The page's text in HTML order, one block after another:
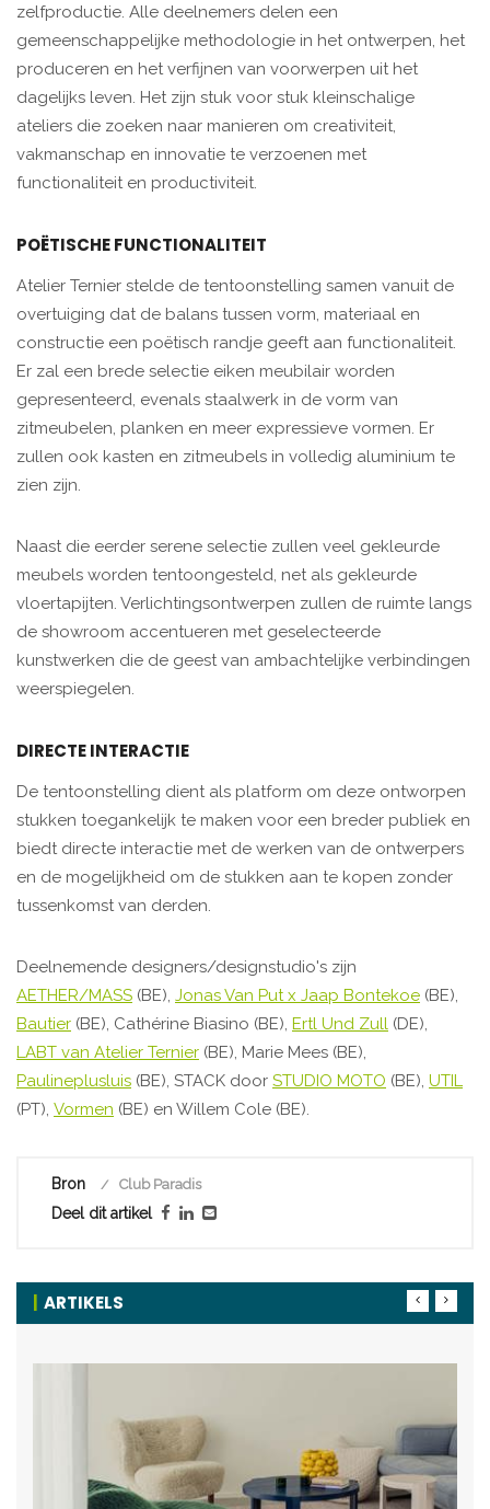
zelfproductie. Alle deelnemers delen een
gemeenschappelijke methodologie in het ontwerpen, het
produceren en het verfijnen van voorwerpen uit het
dagelijks leven. Het zijn stuk voor stuk kleinschalige
ateliers die zoeken naar manieren om creativiteit,
vakmanschap en innovatie te verzoenen met
functionaliteit en productiviteit.
POËTISCHE FUNCTIONALITEIT
Atelier Ternier stelde de tentoonstelling samen vanuit de
overtuiging dat de balans tussen vorm, materiaal en
constructie een poëtisch randje geeft aan functionaliteit.
Er zal een brede selectie eiken meubilair worden
gepresenteerd, evenals staalwerk in de vorm van
zitmeubelen, planken en meer expressieve vormen. Er
zullen ook kasten en zitmeubels in volledig aluminium te
zien zijn.
Naast die eerder serene selectie zullen veel gekleurde
meubels worden tentoongesteld, net als gekleurde
vloertapijten. Verlichtingsontwerpen zullen de ruimte langs
de showroom accentueren met geselecteerde
kunstwerken die de geest van ambachtelijke verbindingen
weerspiegelen.
DIRECTE INTERACTIE
De tentoonstelling dient als platform om deze ontworpen
stukken toegankelijk te maken voor een breder publiek en
biedt directe interactie met de werken van de ontwerpers
en de mogelijkheid om de stukken aan te kopen zonder
tussenkomst van derden.
Deelnemende designers/designstudio's zijn
AETHER/MASS (BE), Jonas Van Put x Jaap Bontekoe (BE),
Bautier (BE), Cathérine Biasino (BE), Ertl Und Zull (DE),
LABT van Atelier Ternier (BE), Marie Mees (BE),
Paulineplusluis (BE), STACK door STUDIO MOTO (BE), UTIL
(PT), Vormen (BE) ​en Willem Cole (BE).
Bron Club Paradis
Deel dit artikel
ARTIKELS